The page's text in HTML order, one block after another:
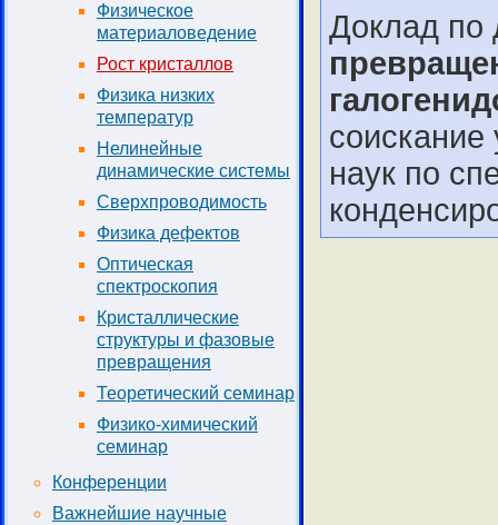
Физическое
материаловедение
Рост кристаллов
Физика низких
температур
Нелинейные
динамические системы
Сверхпроводимость
Физика дефектов
Оптическая
спектроскопия
Кристаллические
структуры и фазовые
превращения
Теоретический семинар
Физико-химический
семинар
Конференции
Важнейшие научные
Доклад по
соискание
наук по